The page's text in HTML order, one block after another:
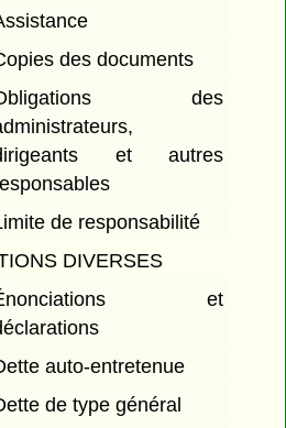
des documents
des
et autres
de responsabilité
DIVERSES
et
auto-entretenue
de type général